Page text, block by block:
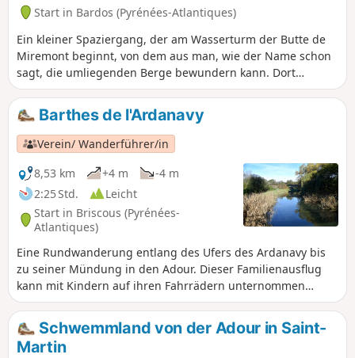
Start in Bardos (Pyrénées-Atlantiques)
Ein kleiner Spaziergang, der am Wasserturm der Butte de
Miremont beginnt, von dem aus man, wie der Name schon
sagt, die umliegenden Berge bewundern kann. Dort
befinden sich vier Orientierungstafeln, die über eine
außenliegende Wendeltreppe erreichbar sind. Diese Route
wird vom Tourismusbüro des Baskenlandes unter dem
Namen „Urgorri“ veröffentlicht. Sie wird hier zur
Verwendung mit Visorando wiedergegeben.
Barthes de l'Ardanavy
Verein/ Wanderführer/in
8,53 km
+4 m
-4 m
2:25 Std.
Leicht
Start in Briscous (Pyrénées-
Atlantiques)
Eine Rundwanderung entlang des Ufers des Ardanavy bis
zu seiner Mündung in den Adour. Dieser Familienausflug
kann mit Kindern auf ihren Fahrrädern unternommen
werden.
Schwemmland von der Adour in Saint-
Martin